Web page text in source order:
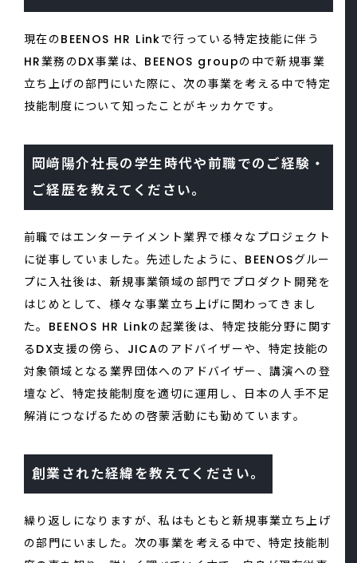
現在のBEENOS HR Linkで行っている特定技能に伴う
HR業務のDX事業は、BEENOS groupの中で新規事業
立ち上げの部門にいた際に、次の事業を考える中で特定
技能制度について知ったことがキッカケです。
岡﨑陽介社長の学生時代や前職でのご経験・
ご経歴を教えてください。
前職ではエンターテイメント業界で様々なプロジェクト
に従事していました。先述したように、BEENOSグルー
プに入社後は、新規事業領域の部門でプロダクト開発を
はじめとして、様々な事業立ち上げに関わってきまし
た。BEENOS HR Linkの起業後は、特定技能分野に関す
るDX支援の傍ら、JICAのアドバイザーや、特定技能の
対象領域となる業界団体へのアドバイザー、講演への登
壇など、特定技能制度を適切に運用し、日本の人手不足
解消につなげるための啓蒙活動にも勤めています。
創業された経緯を教えてください。
繰り返しになりますが、私はもともと新規事業立ち上げ
の部門にいました。次の事業を考える中で、特定技能制